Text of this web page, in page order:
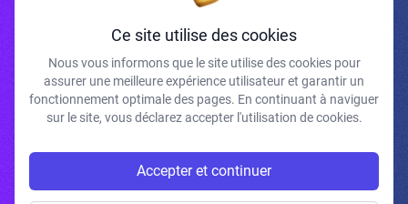
J'accepte de recevoir vos e-mails et confirme avoir pris connaissance de
votre politique de confidentialité et mentions légales.
Ce site utilise des cookies
Nous vous informons que le site utilise des cookies pour
assurer une meilleure expérience utilisateur et garantir un
fonctionnement optimale des pages. En continuant à naviguer
sur le site, vous déclarez accepter l'utilisation de cookies.
Accepter et continuer